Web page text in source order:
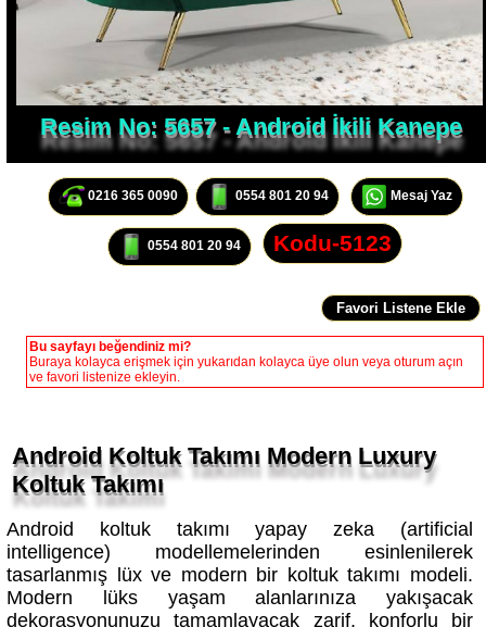
Resim No: 5657 - Android İkili Kanepe
0216 365 0090 0554 801 20 94 Mesaj Yaz
0554 801 20 94 Kodu-5123
Buraya kolayca erişmek için yukarıdan kolayca üye olun veya oturum açın
ve favori listenize ekleyin.
Koltuk Takımı
Android koltuk takımı yapay zeka (artificial
intelligence) modellemelerinden esinlenilerek
tasarlanmış lüx ve modern bir koltuk takımı modeli.
Modern lüks yaşam alanlarınıza yakışacak
dekorasyonunuzu tamamlayacak zarif, konforlu bir